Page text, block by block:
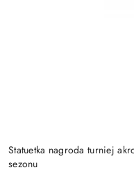
Statuetka nagroda turniej
sezonu